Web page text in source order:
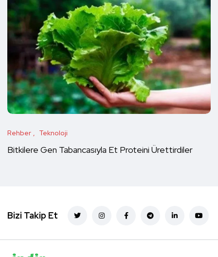
Rehber Teknoloji
Bitkilere Gen Tabancasıyla Et Proteini Ürettirdiler
Bizi Takip Et